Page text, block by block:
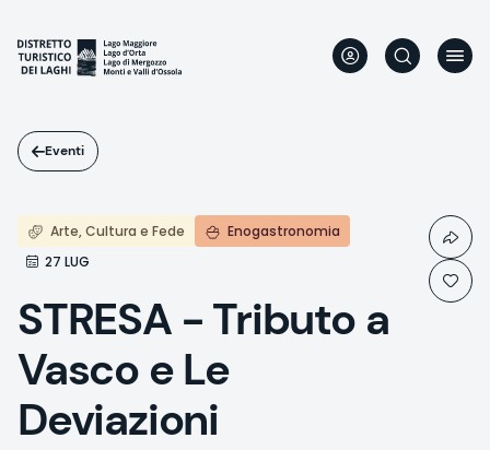
contenuto
principale
Eventi
Arte, Cultura e Fede
Enogastronomia
27 LUG
STRESA - Tributo a
Vasco e Le
Deviazioni